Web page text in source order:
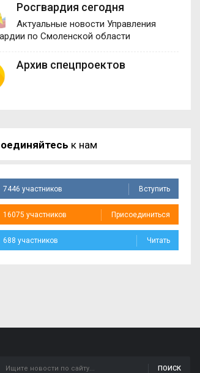
Росгвардия сегодня
Актуальные новости Управления
по Смоленской области
Архив спецпроектов
к нам
7446 участников Вступить
16075 участников Присоединиться
688 участников Читать
ПОИСК